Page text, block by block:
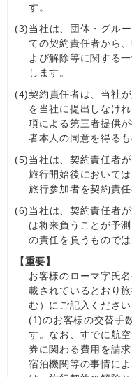
す。
(3)当社は、団体・グル
ての契約責任者から
よび解除等に関する
します。
(4)契約責任者は、当社
を当社に提出しなけ
項による第三者提供
者本人の同意を得るも
(5)当社は、契約責任者
旅行開始後において
旅行参加者を契約責任
(6)当社は、契約責任者
は将来負うことが予
の責任を負うものでは
【重要】
お客様のローマ字氏
載されているとおり
む）にご記入くださ
(1)のお客様の交替手
す。なお、すでに航
券に関わる費用を請
宿泊機関等の事情に